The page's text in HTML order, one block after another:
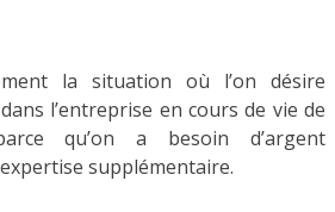
la situation où l’on désire
l’entreprise en cours de vie de
qu’on a besoin d’argent
supplémentaire.